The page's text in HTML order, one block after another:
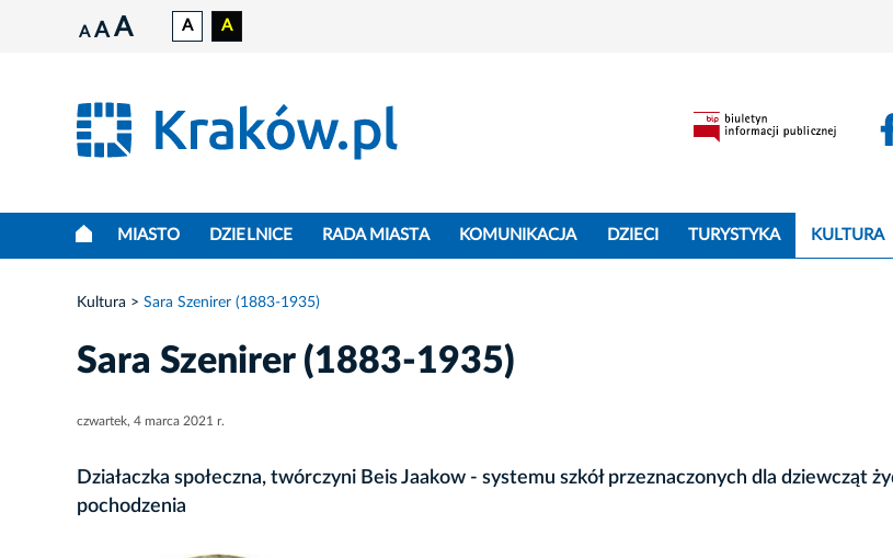
A A A A A
MIASTO DZIELNICE RADA MIASTA KOMUNIKACJA DZIECI TURYSTYKA KULTURA
Kultura Sara Szenirer (1883-1935)
Sara Szenirer (1883-1935)
czwartek, 4 marca 2021 r.
Działaczka społeczna, twórczyni Beis Jaakow - systemu szkół przeznaczonych dla dziewcząt
pochodzenia